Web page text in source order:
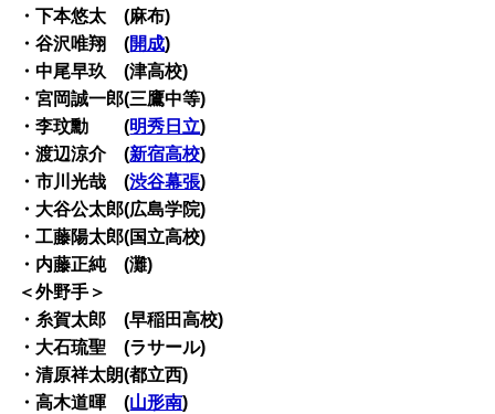
・下本悠太 (麻布)
・谷沢唯翔 (開成)
・中尾早玖 (津高校)
・宮岡誠一郎(三鷹中等)
・李玟勳 (明秀日立)
・渡辺涼介 (新宿高校)
・市川光哉 (渋谷幕張)
・大谷公太郎(広島学院)
・工藤陽太郎(国立高校)
・内藤正純 (灘)
＜外野手＞
・糸賀太郎 (早稲田高校)
・大石琉聖 (ラサール)
・清原祥太朗(都立西)
・高木道暉 (山形南)